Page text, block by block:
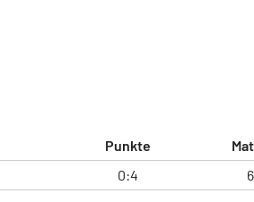
Punkte
0:4